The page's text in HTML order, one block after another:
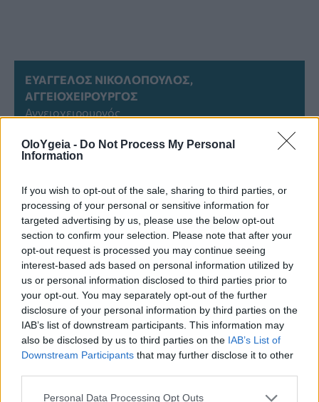
OloYgeia - Do Not Process My Personal
Information
If you wish to opt-out of the sale, sharing to third parties, or
processing of your personal or sensitive information for
targeted advertising by us, please use the below opt-out
section to confirm your selection. Please note that after your
opt-out request is processed you may continue seeing
interest-based ads based on personal information utilized by
us or personal information disclosed to third parties prior to
your opt-out. You may separately opt-out of the further
disclosure of your personal information by third parties on the
IAB’s list of downstream participants. This information may
also be disclosed by us to third parties on the IAB’s List of
Downstream Participants that may further disclose it to other
Personal Data Processing Opt Outs
ΕΥΆΓΓΕΛΟΣ ΝΙΚΟΛΌΠΟΥΛΟΣ,
ΑΓΓΕΙΟΧΕΙΡΟΥΡΓΌΣ
Αγγειοχειρουργός
Ο κ. Ευάγγελος Νικολόπουλος είναι
Διευθυντής Αγγειοχειρουργός στο
Διαβάστε Περισσότερα
Πόνος και δυσκαμψία στον αστράγαλο:
Η αόρατη πάθηση που επηρεάζει 1
στους 5 – Δεν είναι η αρθρίτιδα
Κοργιαλένειο-Μπενάκειο Νοσοκομείο:
Νέα εξέλιξη για τη διάγνωση των
αγγειακών παθήσεων